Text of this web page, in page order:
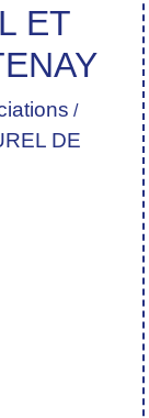
ET
/
DE